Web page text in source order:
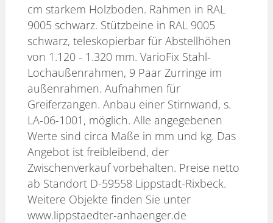
cm starkem Holzboden. Rahmen in RAL
9005 schwarz. Stützbeine in RAL 9005
schwarz, teleskopierbar für Abstellhöhen
von 1.120 - 1.320 mm. VarioFix Stahl-
Lochaußenrahmen, 9 Paar Zurringe im
außenrahmen. Aufnahmen für
Greiferzangen. Anbau einer Stirnwand, s.
LA-06-1001, möglich. Alle angegebenen
Werte sind circa Maße in mm und kg. Das
Angebot ist freibleibend, der
Zwischenverkauf vorbehalten. Preise netto
ab Standort D-59558 Lippstadt-Rixbeck.
Weitere Objekte finden Sie unter
www.lippstaedter-anhaenger.de